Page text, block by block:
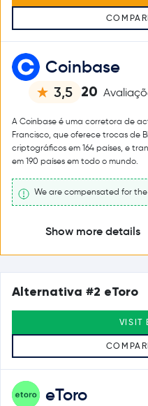
Coinbase
3,5 20
A Coinbase é uma corretora de
Francisco, que oferece trocas de
criptográficos em 164 países, e
em 190 países em todo o mundo.
We are compensated for
Show more details
eToro
Alternativa #2 eToro
VISIT